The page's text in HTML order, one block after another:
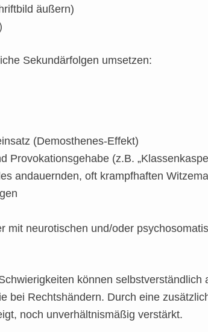
äußern)
Sekundärfolgen umsetzen:
(Demosthenes-Effekt)
Provokationsgehabe (z.B.
andauernden, oft krampfhaften
mit neurotischen und/oder
können selbstverständlich
bei Rechtshändern. Durch eine
noch unverhältnismäßig verstärkt.